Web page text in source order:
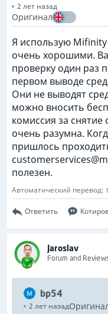
2 лет назад
Оригинал
Я использую
очень хорошими.
проверку один раз
первом выводе
Они не выводят
можно вносить
комиссия за снятие
очень разумна.
пришлось
полезен.
Автоматический перевод:
Ответить
Jaroslav
Forum and
bp54
2 лет назад